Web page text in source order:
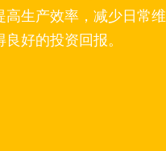
高生产效率，减少日常
好的投资回报。